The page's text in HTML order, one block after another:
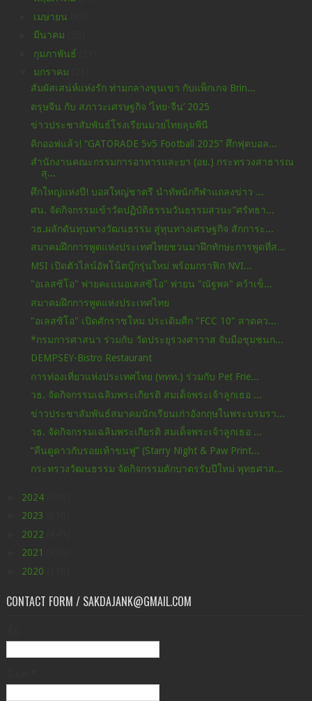
เมษายน
มีนาคม
กุมภาพันธ์
มกราคม
สัมผัสเสน่ห์แห่งรัก ท่ามกลางขุนเขา กับแพ็กเกจ Brin...
ตรุษจีน กับ สภาวะเศรษฐกิจ ‘ไทย-จีน’ 2025
ข่าวประชาสัมพันธ์โรงเรียนมวยไทยลุมพีนี
คิกออฟแล้ว! “GATORADE 5v5 Football 2025” ศึกฟุตบอล...
สำนักงานคณะกรรมการอาหารและยา (อย.) กระทรวงสาธารณ
สุ...
ศึกใหญ่แห่งปี! บอสใหญ่ชาตรี นำทัพนักกีฬาแถลงข่าว ...
ศน. จัดกิจกรรมเข้าวัดปฏิบัติธรรมวันธรรมสวนะ“ศรัทธา...
วธ.ผลักดันทุนทางวัฒนธรรม สู่ทุนทางเศรษฐกิจ สักการะ...
สมาคมฝึกการพูดแห่งประเทศไทยชวนมาฝึกทักษะการพูดที่ส...
MSI เปิดตัวไลน์อัพโน้ตบุ๊กรุ่นใหม่ พร้อมกราฟิก NVI...
"อเลสซิโอ" พ่ายคะแนอเลสซิโอ" พ่ายน "ณัฐพล" คว้าเข็...
สมาคมฝึกการพูดแห่งประเทศไทย
"อเลสซิโอ" เปิดศักราชใหม ประเดิมศืก "FCC 10" สาดคว...
*กรมการศาสนา ร่วมกับ วัดประยุรวงศาวาส จับมือชุมชนก...
DEMPSEY-Bistro Restaurant
การท่องเที่ยวแห่งประเทศไทย (ททท.) ร่วมกับ Pet Frie...
วธ. จัดกิจกรรมเฉลิมพระเกียรติ สมเด็จพระเจ้าลูกเธอ ...
ข่าวประชาสัมพันธ์สมาคมนักเรียนเก่าอังกฤษในพระบรมรา...
วธ. จัดกิจกรรมเฉลิมพระเกียรติ สมเด็จพระเจ้าลูกเธอ ...
“คืนดูดาวกับรอยเท้าขนฟู” (Starry Night & Paw Print...
กระทรวงวัฒนธรรม จัดกิจกรรมตักบาตรรับปีใหม่ พุทธศาส...
2024
2023
2022
2021
2020
CONTACT FORM / SAKDAJANK@GMAIL.COM